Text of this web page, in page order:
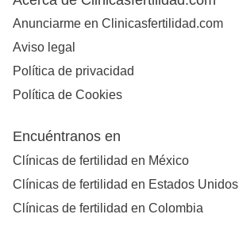
Anunciarme en Clinicasfertilidad.com
Aviso legal
Política de privacidad
Política de Cookies
Encuéntranos en
Clínicas de fertilidad en México
Clínicas de fertilidad en Estados Unidos
Clínicas de fertilidad en Colombia